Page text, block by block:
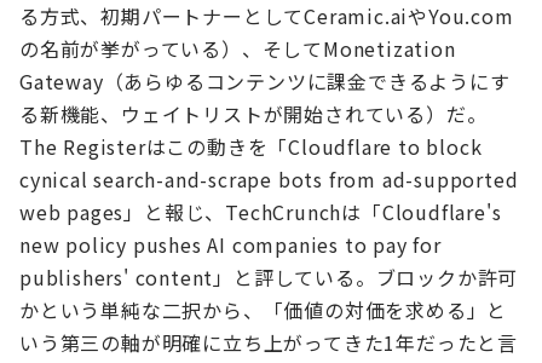
る方式、初期パートナーとしてCeramic.aiやYou.com
の名前が挙がっている）、そしてMonetization
Gateway（あらゆるコンテンツに課金できるようにす
る新機能、ウェイトリストが開始されている）だ。
The Registerはこの動きを「Cloudflare to block
cynical search-and-scrape bots from ad-supported
web pages」と報じ、TechCrunchは「Cloudflare's
new policy pushes AI companies to pay for
publishers' content」と評している。ブロックか許可
かという単純な二択から、「価値の対価を求める」と
いう第三の軸が明確に立ち上がってきた1年だったと言